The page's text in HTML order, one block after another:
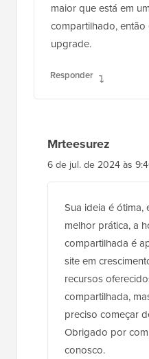
maior que está em
compartilhado,
upgrade.
Responder
Mrteesurez
6 de jul. de 2024 às
Sua ideia é ótima,
melhor prática, a
compartilhada é
site em
recursos
compartilhada,
preciso começar
Obrigado por
conosco.